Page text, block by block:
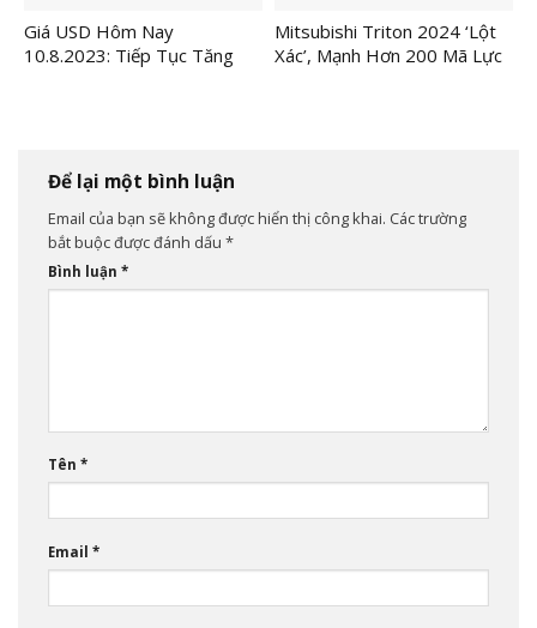
Giá USD Hôm Nay
10.8.2023: Tiếp Tục Tăng
Mitsubishi Triton 2024 ‘Lột
Xác’, Mạnh Hơn 200 Mã Lực
Để lại một bình luận
Email của bạn sẽ không được hiển thị công khai. Các trường
bắt buộc được đánh dấu *
Bình luận *
Tên *
Email *